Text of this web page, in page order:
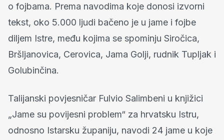
o fojbama. Prema navodima koje donosi izvorni
tekst, oko 5.000 ljudi bačeno je u jame i fojbe
diljem Istre, među kojima se spominju Siročica,
Bršljanovica, Cerovica, Jama Golji, rudnik Tupljak i
Golubinčina.
Talijanski povjesničar Fulvio Salimbeni u knjižici
„Jame su povijesni problem“ za hrvatsku Istru,
odnosno Istarsku županiju, navodi 24 jame u koje